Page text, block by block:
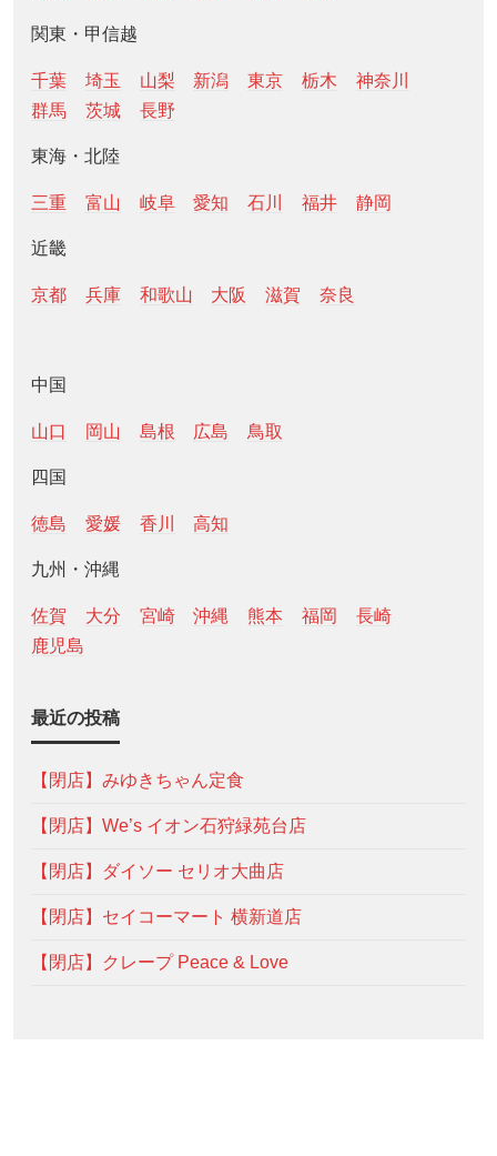
関東・甲信越
千葉 埼玉 山梨 新潟 東京 栃木
神奈川
群馬
茨城 長野
東海・北陸
三重 富山 岐阜 愛知 石川 福井 静岡
近畿
京都 兵庫 和歌山 大阪 滋賀 奈良
中国
山口 岡山 島根 広島 鳥取
四国
徳島 愛媛 香川 高知
九州・沖縄
佐賀 大分 宮崎 沖縄 熊本 福岡
長崎
鹿児島
最近の投稿
【閉店】みゆきちゃん定食
【閉店】We’s イオン石狩緑苑台店
【閉店】ダイソー セリオ大曲店
【閉店】セイコーマート 横新道店
【閉店】クレープ Peace & Love